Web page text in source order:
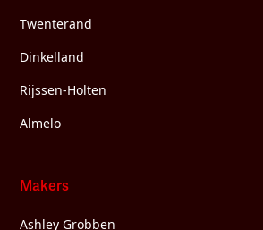
Twenterand
Dinkelland
Rijssen-Holten
Almelo
Makers
Ashley Grobben